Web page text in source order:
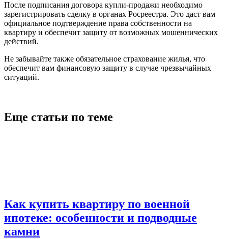
После подписания договора купли-продажи необходимо
зарегистрировать сделку в органах Росреестра. Это даст вам
официальное подтверждение права собственности на
квартиру и обеспечит защиту от возможных мошеннических
действий.
Не забывайте также обязательное страхование жилья, что
обеспечит вам финансовую защиту в случае чрезвычайных
ситуаций.
Еще статьи по теме
Как купить квартиру по военной
ипотеке: особенности и подводные
камни